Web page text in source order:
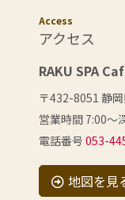
Access
アクセス
RAKU SPA
〒432-8051 静
営業時間 7:00〜
電話番号 053-
地図を見